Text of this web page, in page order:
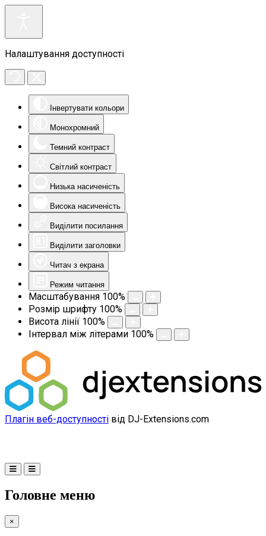
Налаштування доступності
Інвертувати кольори
Монохромний
Темний контраст
Світлий контраст
Низька насиченість
Висока насиченість
Виділити посилання
Виділити заголовки
Читач з екрана
Режим читання
Масштабування 100%
Розмір шрифту 100%
Висота лінії 100%
Інтервал між літерами 100%
Плагін веб-доступності від DJ-Extensions.com
Головне меню
×